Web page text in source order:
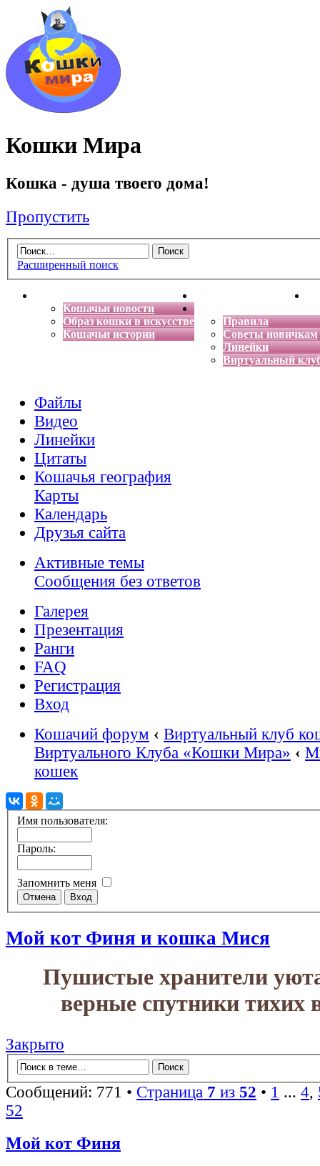
Кошки Мира
Кошка - душа твоего дома!
Пропустить
Расширенный поиск
Кошачьи новости
Образ кошки в искусстве
Кошачьи истории
Энциклопедия кошек
Правила
Советы новичкам
Линейки
Виртуальный
Файлы
Видео
Линейки
Цитаты
Кошачья география
Карты
Календарь
Друзья сайта
Активные темы
Сообщения без ответов
Галерея
Презентация
Ранги
FAQ
Регистрация
Вход
Кошачий форум ‹ Виртуальный клуб
Виртуального Клуба «Кошки Мира» ‹
кошек
Имя пользователя:
Пароль:
Запомнить меня
Мой кот Финя и кошка Мися
Пушистые хранители
верные спутники тихих
Закрыто
Сообщений: 771 • Страница 7 из 52 • 1 ... 4,
52
Мой кот Финя